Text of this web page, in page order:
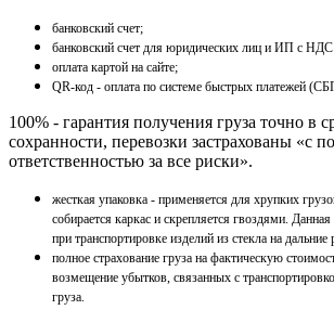
банковский счет;
банковский счет для юридических лиц и ИП с
оплата картой на сайте;
QR-код - оплата по системе быстрых платежей
100% - гарантия получения груза точно в
сохранности, перевозки застрахованы «с
ответственностью за все риски».
жесткая упаковка - применяется для хрупких
собирается каркас и скрепляется гвоздями. Данная
при транспортировке изделий из стекла на дальние
полное страхование груза на фактическую
возмещение убытков, связанных с
груза.